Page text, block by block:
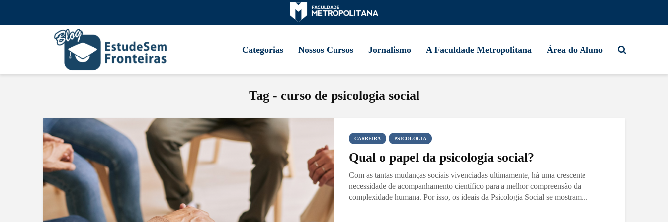
Categorias Nossos Cursos Jornalismo A Faculdade Metropolitana Área do Aluno
Tag - curso de psicologia social
CARREIRA PSICOLOGIA
Qual o papel da psicologia social?
Com as tantas mudanças sociais vivenciadas ultimamente, há uma crescente
necessidade de acompanhamento científico para a melhor compreensão da
complexidade humana. Por isso, os ideais da Psicologia Social se mostram...